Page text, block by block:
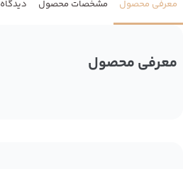
معرفی محصول مشخصات محصول دیدگاه
معرفی محصول